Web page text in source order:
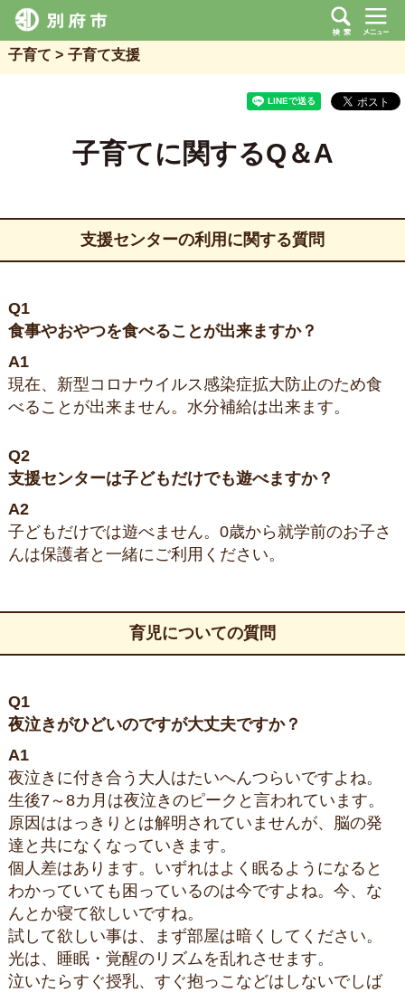
子育て 子育て支援
子育てに関するQ＆A
支援センターの利用に関する質問
Q1
食事やおやつを食べることが出来ますか？
A1
現在、新型コロナウイルス感染症拡大防止のため食
べることが出来ません。水分補給は出来ます。
Q2
支援センターは子どもだけでも遊べますか？
A2
子どもだけでは遊べません。0歳から就学前のお子さ
んは保護者と一緒にご利用ください。
育児についての質問
Q1
夜泣きがひどいのですが大丈夫ですか？
A1
夜泣きに付き合う大人はたいへんつらいですよね。
生後7～8カ月は夜泣きのピークと言われています。
原因ははっきりとは解明されていませんが、脳の発
達と共になくなっていきます。
個人差はあります。いずれはよく眠るようになると
わかっていても困っているのは今ですよね。今、な
んとか寝て欲しいですね。
試して欲しい事は、まず部屋は暗くしてください。
光は、睡眠・覚醒のリズムを乱れさせます。
泣いたらすぐ授乳、すぐ抱っこなどはしないでしば